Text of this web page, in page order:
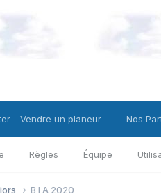
Règles Équipe
- Vendre un planeur Nos
B I A 2020